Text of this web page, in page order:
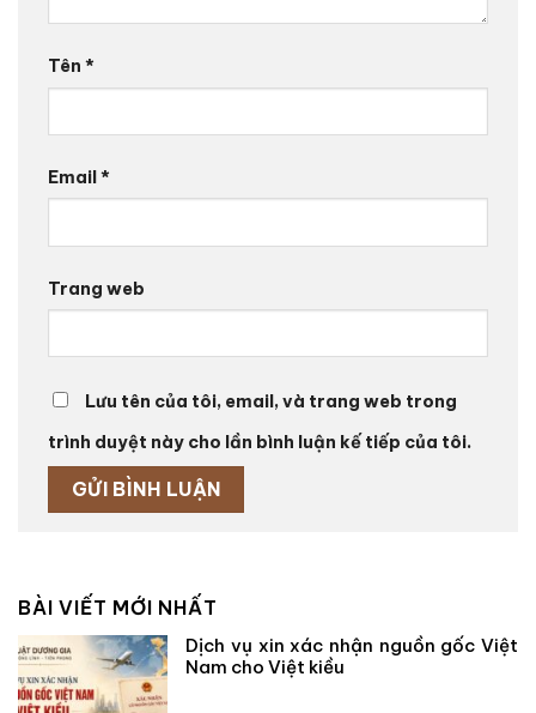
Tên *
Email*
Trang web
Lưu tên của tôi, email, và trang web trong
trình duyệt này cho lần bình luận kế tiếp của tôi.
BÀI VIẾT MỚI NHẤT
Dịch vụ xin xác nhận nguồn gốc Việt
Nam cho Việt kiều